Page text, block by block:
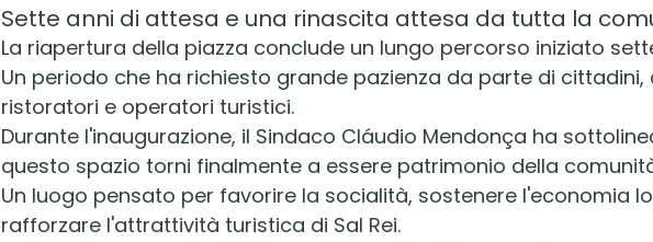
Sette anni di attesa e una rinascita attesa da tutta la
La riapertura della piazza conclude un lungo percorso iniziato
Un periodo che ha richiesto grande pazienza da parte di
ristoratori e operatori turistici.
Durante l'inaugurazione, il Sindaco Cláudio Mendonça ha
questo spazio torni finalmente a essere patrimonio della
Un luogo pensato per favorire la socialità, sostenere l'economia
rafforzare l'attrattività turistica di Sal Rei.